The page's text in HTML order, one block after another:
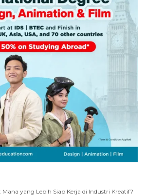
Mana yang Lebih Siap Kerja di Industri Kreatif?